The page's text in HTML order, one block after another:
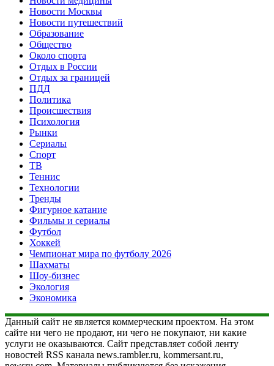
Новости Москвы
Новости путешествий
Образование
Общество
Около спорта
Отдых в России
Отдых за границей
ПДД
Политика
Происшествия
Психология
Рынки
Сериалы
Спорт
ТВ
Теннис
Технологии
Тренды
Фигурное катание
Фильмы и сериалы
Футбол
Хоккей
Чемпионат мира по футболу 2026
Шахматы
Шоу-бизнес
Экология
Экономика
Данный сайт не является коммерческим проектом. На этом
сайте ни чего не продают, ни чего не покупают, ни какие
услуги не оказываются. Сайт представляет собой ленту
новостей RSS канала news.rambler.ru, kommersant.ru,